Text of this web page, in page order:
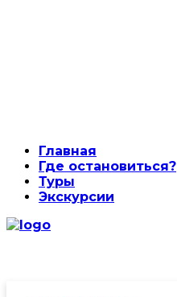
Главная
Где остановиться?
Туры
Экскурсии